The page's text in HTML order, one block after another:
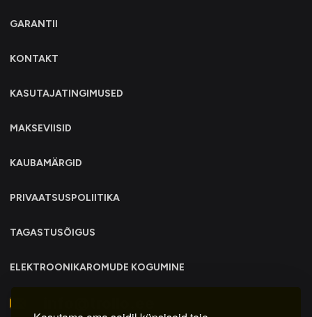
GARANTII
KONTAKT
KASUTAJATINGIMUSED
MAKSEVIISID
KAUBAMÄRGID
PRIVAATSUSPOLIITIKA
TAGASTUSÕIGUS
ELEKTROONIKAROMUDE KOGUMINE